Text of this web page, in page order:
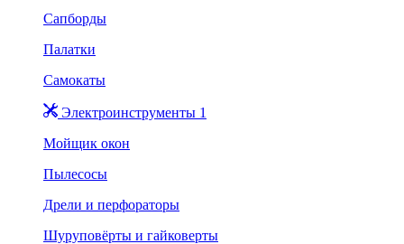
Сапборды
Палатки
Самокаты
Электроинструменты 1
Мойщик окон
Пылесосы
Дрели и перфораторы
Шуруповёрты и гайковерты